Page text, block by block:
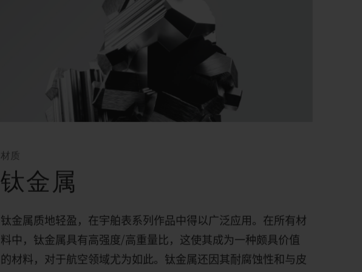
材质
钛金属
钛金属质地轻盈，在宇舶表系列作品中得以广泛应用。在所有材
料中，钛金属具有高强度/ 高重量比，这使其成为一种颇具价值
的材料，对于航空领域尤为如此。钛金属还因其耐腐蚀性和与皮